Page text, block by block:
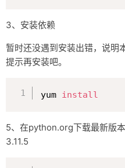
3、安装依赖
暂时还没遇到安装出错，说明
提示再安装吧。
yum install
5、在python.org下载最新版
3.11.5